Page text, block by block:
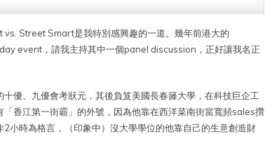
Street Smart是我特別感興趣的一道。幾年前港大的
event，請我主持其中一個panel discussion，正好讓我名正
優、九優會考狀元，其後負笈美國長春籐大學，在科技巨企工
香江第一街霸」的外號，因為他靠在西洋菜南街當寬頻sales攢
小時為格言，（印象中）沒大學學位的他靠自己的生意創造財